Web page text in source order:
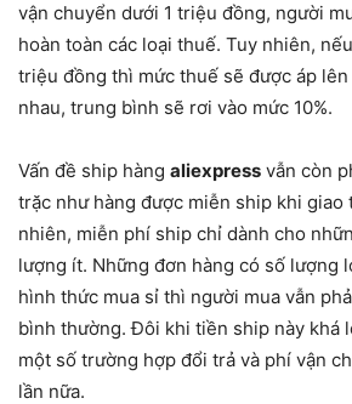
vận chuyển dưới 1 triệu đồng, người
hoàn toàn các loại thuế. Tuy nhiên,
triệu đồng thì mức thuế sẽ được áp
nhau, trung bình sẽ rơi vào mức 10%.
Vấn đề ship hàng aliexpress vẫn còn
trặc như hàng được miễn ship khi giao
nhiên, miễn phí ship chỉ dành cho
lượng ít. Những đơn hàng có số lượng
hình thức mua sỉ thì người mua vẫn
bình thường. Đôi khi tiền ship này khá
một số trường hợp đổi trả và phí vận
lần nữa.